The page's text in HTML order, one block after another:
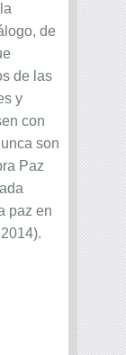
de
de las
y
con
son
Paz
paz en